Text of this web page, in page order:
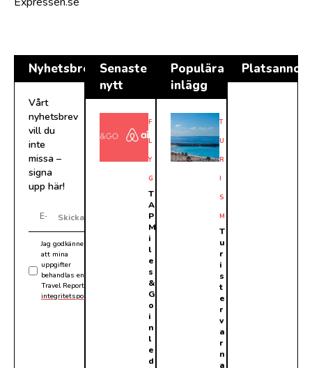
Nyhetsbrev
Vårt
nyhetsbrev
vill du
inte
missa –
signa
upp här!
Jag godkänner
att mina
uppgifter
behandlas enligt
Travel Reports
integritetspolicy
Skicka
Senaste
nytt
F
L
Y
G
T
A
P
M
i
l
e
s
&
G
o
i
n
l
e
d
Populära
inlägg
T
U
R
I
S
M
T
u
r
i
s
t
e
r
v
a
r
n
a